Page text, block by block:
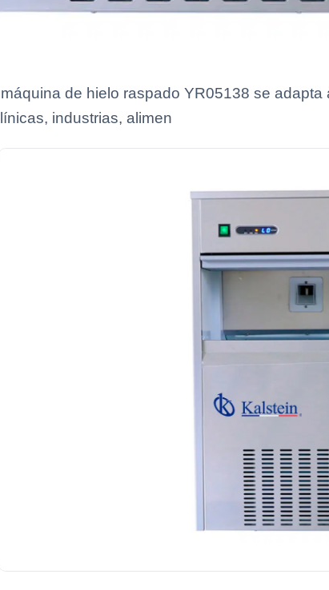
de hielo raspado YR05138 se
industrias, alimen